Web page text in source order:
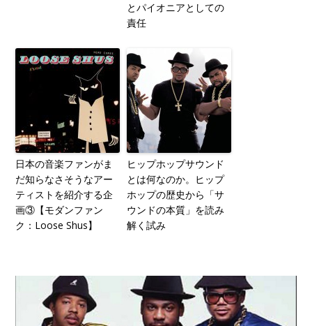
とパイオニアとしての
責任
日本の音楽ファンがま
だ知らなさそうなアー
ティストを紹介する企
画③【モダンファン
ク：Loose Shus】
ヒップホップサウンド
とは何なのか。ヒップ
ホップの歴史から「サ
ウンドの本質」を読み
解く試み